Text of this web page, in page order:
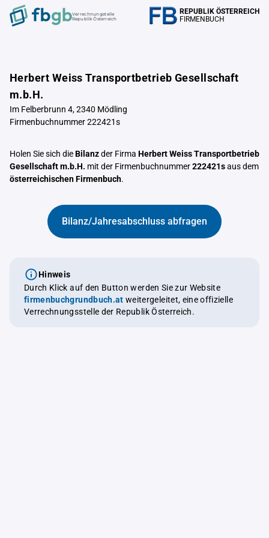
Verrechnungstelle
Republik Österreich
REPUBLIK ÖSTERREICH
FIRMENBUCH
Herbert Weiss Transportbetrieb Gesellschaft
m.b.H.
Im Felberbrunn 4, 2340 Mödling
Firmenbuchnummer 222421s
Holen Sie sich dieBilanzder Firma Herbert Weiss Transportbetrieb
Gesellschaft m.b.H. mit der Firmenbuchnummer222421saus dem
österreichischen Firmenbuch.
Bilanz/Jahresabschluss abfragen
Hinweis
Durch Klick auf den Button werden Sie zur Website
firmenbuchgrundbuch.at weitergeleitet, eine offizielle
Verrechnungsstelle der Republik Österreich.